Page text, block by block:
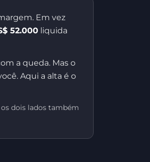
Em vez
52.000 liquida
a queda. Mas o
Aqui a alta é o
dois lados também